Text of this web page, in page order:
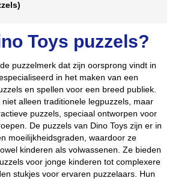
Toys puzzels?
puzzelmerk dat zijn oorsprong vindt in
in het maken van een
en spellen voor een breed publiek.
alleen traditionele legpuzzels, maar
puzzels, speciaal ontworpen voor
De puzzels van Dino Toys zijn er in
moeilijkheidsgraden, waardoor ze
kinderen als volwassenen. Ze bieden
voor jonge kinderen tot complexere
stukjes voor ervaren puzzelaars. Hun